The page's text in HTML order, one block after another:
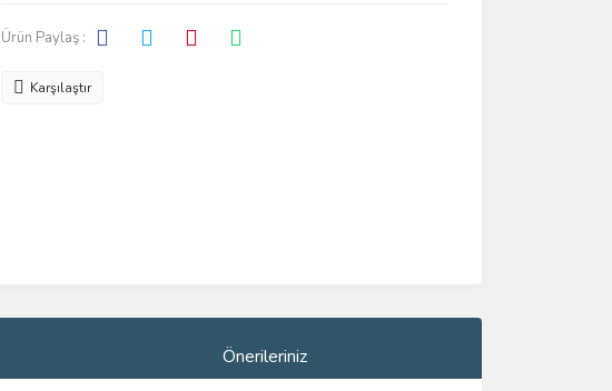
Ürün Paylaş :
Karşılaştır
Önerileriniz